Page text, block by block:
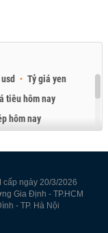
Tỷ giá yen
tiêu hôm nay
hôm nay
cấp ngày 20/3/2026
Gia Định - TP.HCM
- TP. Hà Nội